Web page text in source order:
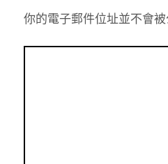
你的電子郵件位址並不會被